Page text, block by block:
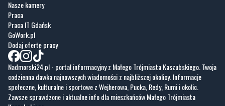
Nasze kamery
Praca
Praca IT Gdańsk
GoWork.pl
Dodaj ofertę pracy
Nadmorski24.pl - portal informacyjny z Małego Trójmiasta Kaszubskiego. Twoja
codzienna dawka najnowszych wiadomości z najbliższej okolicy. Informacje
społeczne, kulturalne i sportowe z Wejherowa, Pucka, Redy, Rumi i okolic.
Zawsze sprawdzone i aktualne info dla mieszkańców Małego Trójmiasta